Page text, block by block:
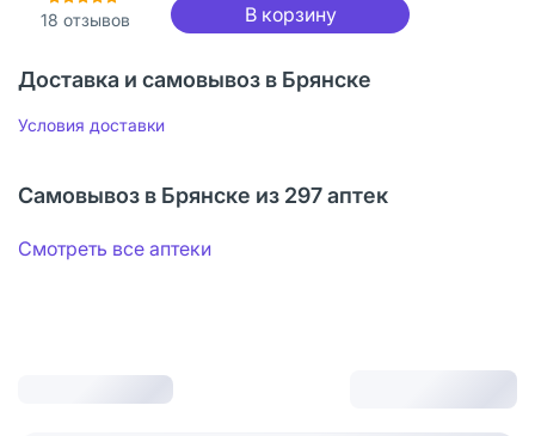
18 отзывов В корзину
Доставка и самовывоз в Брянске
Условия доставки
Самовывоз в Брянске из 297 аптек
Смотреть все аптеки